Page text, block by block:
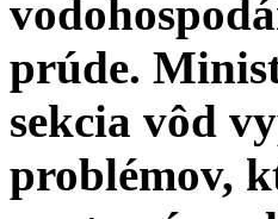
prúde.
sekcia vôd
problémov,